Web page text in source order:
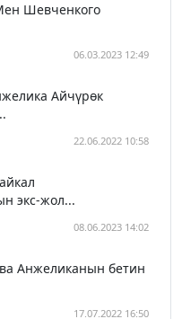
Шевченкого
06.03.2023 12:49
Айчүрөк
22.06.2022 10:58
экс-жол...
08.06.2023 14:02
Анжеликанын бетин
17.07.2022 16:50